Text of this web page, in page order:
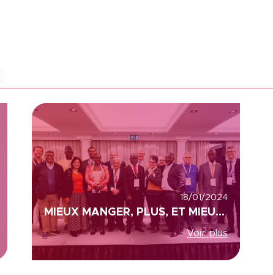
18/01/2024
MIEUX MANGER, PLUS, ET MIEUX VIVRE LA SANTE, COLEAD ET ACP (AFRIQUE, CARAÏBES ET PACIFIQUE)
Voir plus